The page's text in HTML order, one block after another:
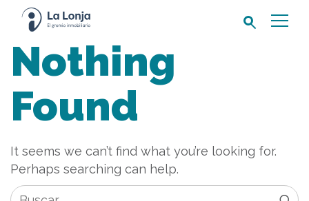
Buscar:
Nothing
Found
It seems we can’t find what you’re looking for.
Perhaps searching can help.
Buscar: